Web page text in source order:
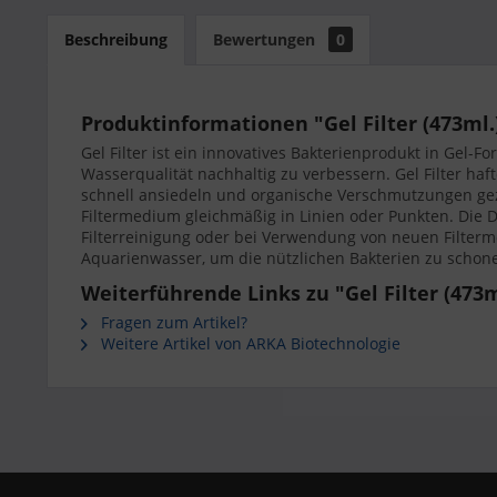
Beschreibung Bewertungen 0
Produktinformationen "Gel Filter
Gel Filter ist ein innovatives Bakterienprodukt in Gel-
Wasserqualität nachhaltig zu verbessern. Gel Filter
schnell ansiedeln und organische Verschmutzungen
Filtermedium gleichmäßig in Linien oder Punkten. Die
Filterreinigung oder bei Verwendung von neuen
Aquarienwasser, um die nützlichen Bakterien zu
Weiterführende Links zu "Gel Filter
Fragen zum Artikel?
Weitere Artikel von ARKA Biotechnologie